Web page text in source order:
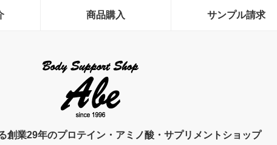
商品購入 サンプル請求
創業29年のプロテイン・アミノ酸・サプリメントショップ